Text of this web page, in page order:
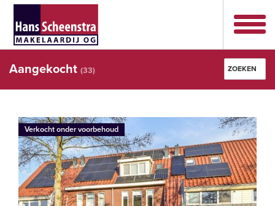
Aangekocht (33) ZOEKEN
Plaats
Woningtype
Min. prijs
Verkocht onder voorbehoud